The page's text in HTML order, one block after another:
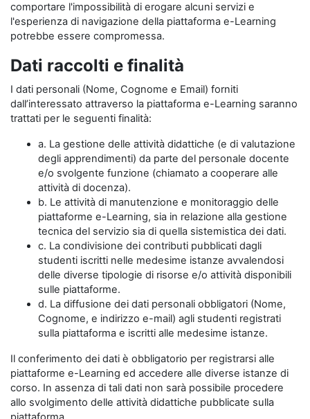
comportare l'impossibilità di erogare alcuni servizi e
l'esperienza di navigazione della piattaforma e-Learning
potrebbe essere compromessa.
Dati raccolti e finalità
I dati personali (Nome, Cognome e Email) forniti
dall’interessato attraverso la piattaforma e-Learning saranno
trattati per le seguenti finalità:
a. La gestione delle attività didattiche (e di valutazione
degli apprendimenti) da parte del personale docente
e/o svolgente funzione (chiamato a cooperare alle
attività di docenza).
b. Le attività di manutenzione e monitoraggio delle
piattaforme e-Learning, sia in relazione alla gestione
tecnica del servizio sia di quella sistemistica dei dati.
c. La condivisione dei contributi pubblicati dagli
studenti iscritti nelle medesime istanze avvalendosi
delle diverse tipologie di risorse e/o attività disponibili
sulle piattaforme.
d. La diffusione dei dati personali obbligatori (Nome,
Cognome, e indirizzo e-mail) agli studenti registrati
sulla piattaforma e iscritti alle medesime istanze.
Il conferimento dei dati è obbligatorio per registrarsi alle
piattaforme e-Learning ed accedere alle diverse istanze di
corso. In assenza di tali dati non sarà possibile procedere
allo svolgimento delle attività didattiche pubblicate sulla